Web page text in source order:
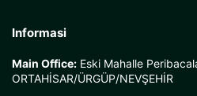
Informasi
Main Office: Eski Mahalle
ORTAHİSAR/ÜRGÜP/NEVŞEHİR